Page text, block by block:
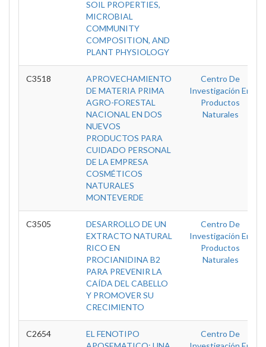
SOIL PROPERTIES,
MICROBIAL
COMMUNITY
COMPOSITION, AND
PLANT PHYSIOLOGY
C3518
APROVECHAMIENTO
DE MATERIA PRIMA
AGRO-FORESTAL
NACIONAL EN DOS
NUEVOS
PRODUCTOS PARA
CUIDADO PERSONAL
DE LA EMPRESA
COSMÉTICOS
NATURALES
MONTEVERDE
Centro De
Investigación En
Productos
Naturales
C3505
DESARROLLO DE UN
EXTRACTO NATURAL
RICO EN
PROCIANIDINA B2
PARA PREVENIR LA
CAÍDA DEL CABELLO
Y PROMOVER SU
CRECIMIENTO
Centro De
Investigación En
Productos
Naturales
C2654
EL FENOTIPO
Centro De